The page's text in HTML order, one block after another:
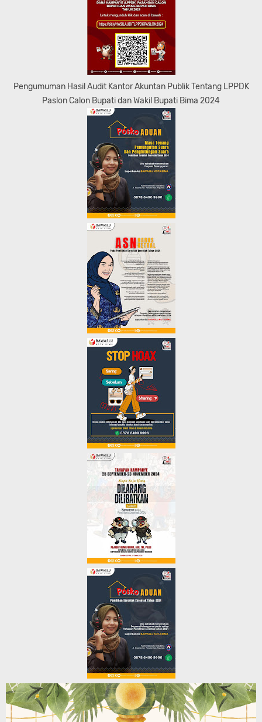
Pengumuman Hasil Audit Kantor Akuntan Publik Tentang LPPDK
Paslon Calon Bupati dan Wakil Bupati Bima 2024